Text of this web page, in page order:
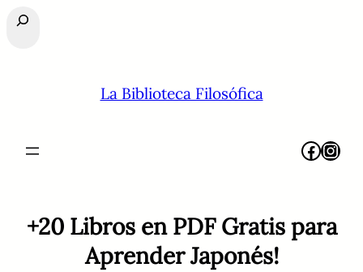
Buscar
La Biblioteca Filosófica
Facebook Instagram
+20 Libros en PDF Gratis para
Aprender Japonés!